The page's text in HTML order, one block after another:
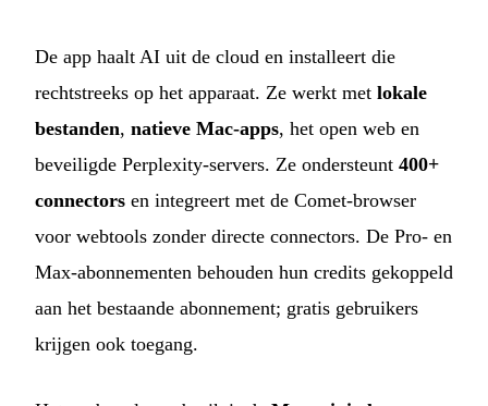
De app haalt AI uit de cloud en installeert die
rechtstreeks op het apparaat. Ze werkt met lokale
bestanden, natieve Mac-apps, het open web en
beveiligde Perplexity-servers. Ze ondersteunt 400+
connectors en integreert met de Comet-browser
voor webtools zonder directe connectors. De Pro- en
Max-abonnementen behouden hun credits gekoppeld
aan het bestaande abonnement; gratis gebruikers
krijgen ook toegang.